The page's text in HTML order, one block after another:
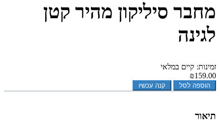
מחבר סיליקון מהיר קטן
לגינה
זמינות: קיים במלאי
₪159.00
הוספה לסל קנה עכשיו
תיאור